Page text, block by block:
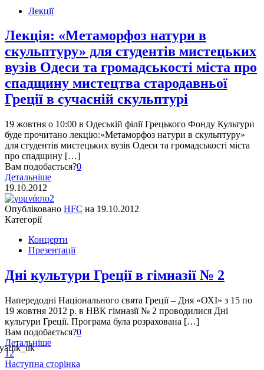
Лекції
Лекція: «Метаморфоз натури в
скульптуру» для студентів мистецьких
вузів Одеси та громадськості міста про
спадщину мистецтва стародавньої
Греції в сучасній скульптурі
19 жовтня о 10:00 в Одеській філії Грецького Фонду Культури
буде прочитано лекцію:«Метаморфоз натури в скульптуру»
для студентів мистецьких вузів Одеси та громадськості міста
про спадщину […]
Вам подобається?0
Детальніше
19.10.2012
Опубліковано HFC на 19.10.2012
Категорії
Концерти
Презентації
Дні культури Греції в гімназії № 2
Напередодні Національного свята Греції – Дня «ОХІ» з 15 по
19 жовтня 2012 р. в НВК гімназії № 2 проводилися Дні
культури Греції. Програма була розрахована […]
Вам подобається?0
Детальніше
12
Наступна сторінка